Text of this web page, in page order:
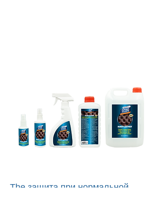
Τhe защита при нормальной